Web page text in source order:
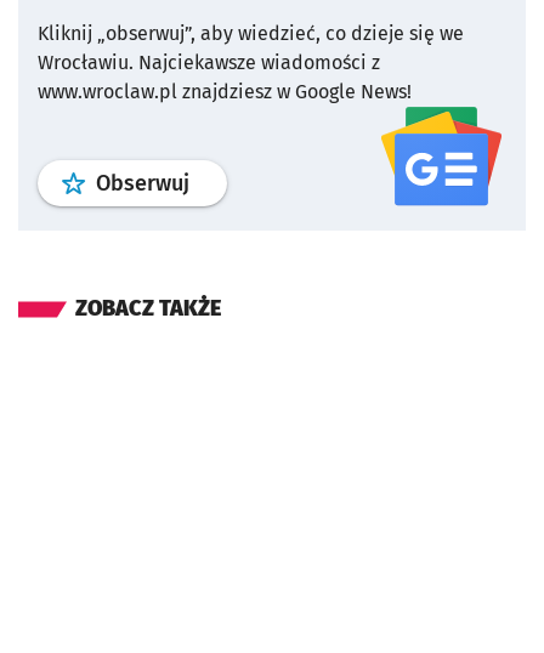
Kliknij „obserwuj”, aby wiedzieć, co dzieje się we
Wrocławiu. Najciekawsze wiadomości z
www.wroclaw.pl znajdziesz w Google News!
Obserwuj profil serwisu
ZOBACZ TAKŻE